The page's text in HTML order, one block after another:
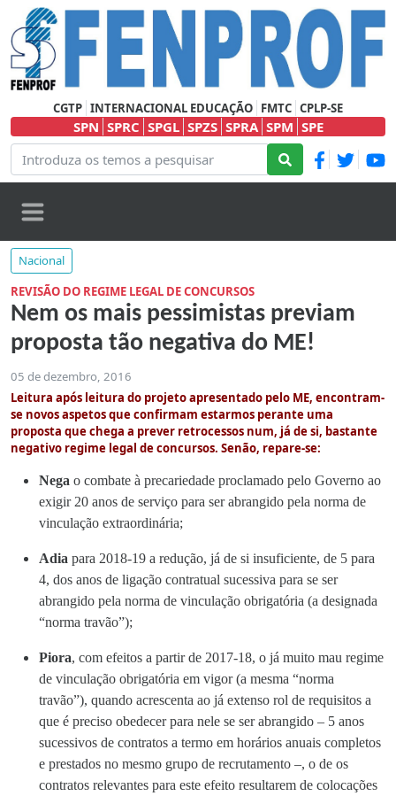
CGTP INTERNACIONAL EDUCAÇÃO FMTC CPLP-SE
SPN SPRC SPGL SPZS SPRA SPM SPE
Nacional
REVISÃO DO REGIME LEGAL DE CONCURSOS
Nem os mais pessimistas previam
proposta tão negativa do ME!
05 de dezembro, 2016
Leitura após leitura do projeto apresentado pelo ME, encontram-
se novos aspetos que confirmam estarmos perante uma
proposta que chega a prever retrocessos num, já de si, bastante
negativo regime legal de concursos. Senão, repare-se:
Nega o combate à precariedade proclamado pelo Governo ao
exigir 20 anos de serviço para ser abrangido pela norma de
vinculação extraordinária;
Adia para 2018-19 a redução, já de si insuficiente, de 5 para
4, dos anos de ligação contratual sucessiva para se ser
abrangido pela norma de vinculação obrigatória (a designada
“norma travão”);
Piora, com efeitos a partir de 2017-18, o já muito mau regime
de vinculação obrigatória em vigor (a mesma “norma
travão”), quando acrescenta ao já extenso rol de requisitos a
que é preciso obedecer para nele se ser abrangido – 5 anos
sucessivos de contratos a termo em horários anuais completos
e prestados no mesmo grupo de recrutamento –, o de os
contratos relevantes para este efeito resultarem de colocações